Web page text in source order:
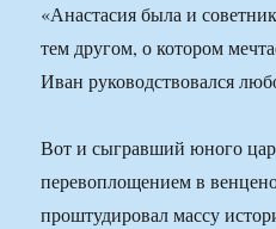
«Анастасия была и
тем другом, о котором
Иван руководствовался
Вот и сыгравший юного
перевоплощением в
проштудировал массу